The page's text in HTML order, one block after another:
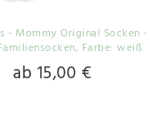
- Mommy Original Socken -
, Farbe: weiß
ab 15,00 €